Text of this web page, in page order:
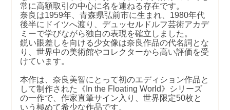
常に高額取引の中心に名を連ねる存在です。
奈良は1959年、青森県弘前市に生まれ、1980年代
後半にドイツへ渡り、デュッセルドルフ芸術アカデ
ミーで学びながら独自の表現を確立しました。
鋭い眼差しを向ける少女像は奈良作品の代名詞とな
り、世界中の美術館やコレクターから高い評価を受
けています。
本作は、奈良美智にとって初のエディション作品と
して制作された《In the Floating World》シリーズ
の一作で、作家直筆サイン入り、世界限定50枚と
いう極めて希少な作品です。